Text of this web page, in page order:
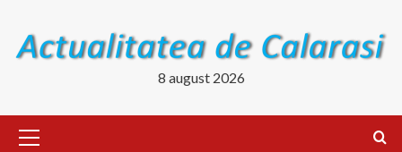
content
8 august 2026
Menu